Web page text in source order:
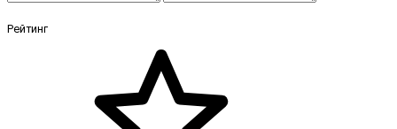
Рейтинг